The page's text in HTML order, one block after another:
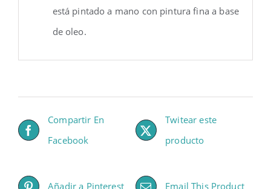
está pintado a mano con pintura fina a base
de oleo.
Compartir En
Facebook
Twitear este
producto
Añadir a Pinterest Email This Product